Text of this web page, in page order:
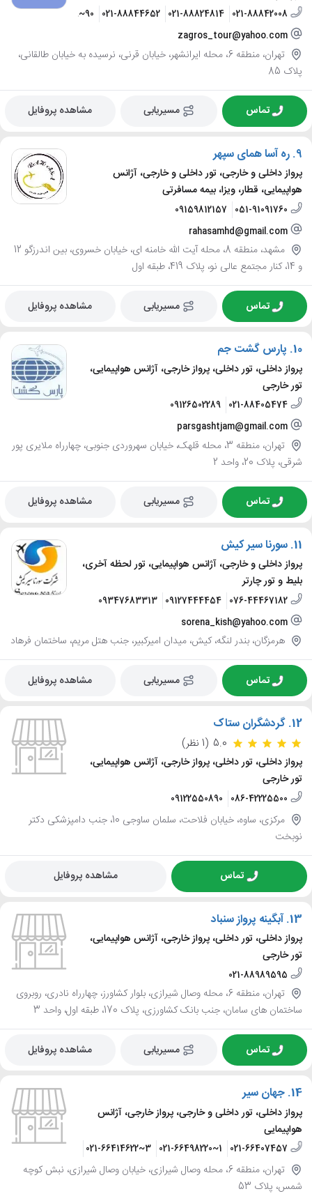
021-88842008
021-88824814
021-88844652
021-88840889~90
zagros_tour@yahoo.com
تهران، منطقه 6، محله ایرانشهر، خیابان قرنی، نرسیده به خیابان طالقانی،
پلاک 85
تماس مسیریابی مشاهده پروفایل
9. ره آسا همای سپهر
پرواز داخلی و خارجی، تور داخلی و خارجی، آژانس
هواپیمایی، قطار، ویزا، بیمه مسافرتی
051-91091760
09159812157
rahasamhd@gmail.com
مشهد، منطقه 8، محله آیت الله خامنه ای، خیابان خسروی، بین اندرزگو 12
و 14، کنار مجتمع عالی نو، پلاک 419، طبقه اول
تماس مسیریابی مشاهده پروفایل
10. پارس گشت جم
پرواز داخلی، تور داخلی، پرواز خارجی، آژانس هواپیمایی،
تور خارجی
021-88405474
09126502289
parsgashtjam@gmail.com
تهران، منطقه 3، محله قلهک، خیابان سهروردی جنوبی، چهارراه ملایری پور
شرقی، پلاک 20، واحد 2
تماس مسیریابی مشاهده پروفایل
11. سورنا سیر کیش
پرواز داخلی و خارجی، آژانس هواپیمایی، تور لحظه آخری،
بلیط و تور چارتر
076-44467182
09127444454
09347683313
sorena_kish@yahoo.com
هرمزگان، بندر لنگه، کیش، میدان امیرکبیر، جنب هتل مریم، ساختمان فرهاد
تماس مسیریابی مشاهده پروفایل
12. گردشگران ستاک
5.0 (1 نظر)
پرواز داخلی، تور داخلی، پرواز خارجی، آژانس هواپیمایی،
تور خارجی
086-42225500
09122550890
مرکزی، ساوه، خیابان فلاحت، سلمان ساوجی 10، جنب دامپزشکی دکتر
نوبخت
تماس مشاهده پروفایل
13. آبگینه پرواز سنباد
پرواز داخلی، تور داخلی، پرواز خارجی، آژانس هواپیمایی،
تور خارجی
021-88989595
تهران، منطقه 6، محله وصال شیرازی، بلوار کشاورز، چهارراه نادری، روبروی
ساختمان های سامان، جنب بانک کشاورزی، پلاک 170، طبقه اول، واحد 3
تماس مسیریابی مشاهده پروفایل
14. جهان سیر
پرواز داخلی، تور داخلی و خارجی، پرواز خارجی، آژانس
هواپیمایی
021-66407457
021-66498220~1
021-66414622~3
تهران، منطقه 6، محله وصال شیرازی، خیابان وصال شیرازی، نبش کوچه
شمس، پلاک 53